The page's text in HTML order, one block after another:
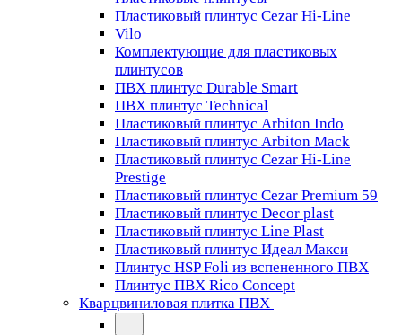
Пластиковый плинтус Cezar Hi-Line
Vilo
Комплектующие для пластиковых
плинтусов
ПВХ плинтус Durable Smart
ПВХ плинтус Technical
Пластиковый плинтус Arbiton Indo
Пластиковый плинтус Arbiton Mack
Пластиковый плинтус Cezar Hi-Line
Prestige
Пластиковый плинтус Cezar Premium 59
Пластиковый плинтус Decor plast
Пластиковый плинтус Line Plast
Пластиковый плинтус Идеал Макси
Плинтус HSP Foli из вспененного ПВХ
Плинтус ПВХ Rico Concept
Кварцвиниловая плитка ПВХ